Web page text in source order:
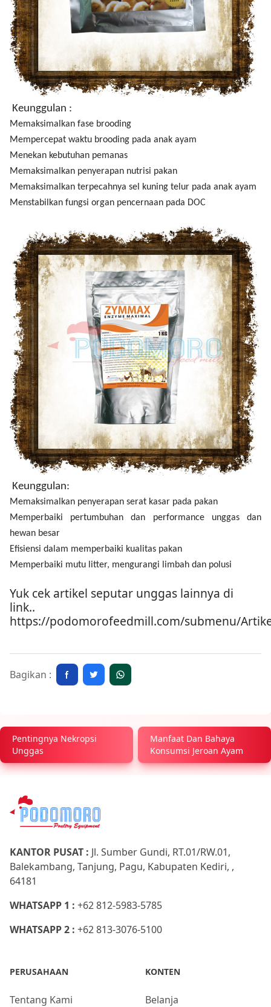
Keunggulan :
Memaksimalkan fase brooding
Mempercepat waktu brooding pada anak ayam
Menekan kebutuhan pemanas
Memaksimalkan penyerapan nutrisi pakan
Memaksimalkan terpecahnya sel kuning telur pada anak ayam
Menstabilkan fungsi organ pencernaan pada DOC
Keunggulan:
Memaksimalkan penyerapan serat kasar pada pakan
Memperbaiki pertumbuhan dan performance unggas dan
hewan besar
Efisiensi dalam memperbaiki kualitas pakan
Memperbaiki mutu litter, mengurangi limbah dan polusi
Yuk cek artikel seputar unggas lainnya di
link..
https://podomorofeedmill.com/submenu/
Bagikan :
Pentingnya Nekropsi
Unggas
Manfaat Dan Bahaya
Konsumsi Jeroan Ayam
KANTOR PUSAT : Jl. Sumber Gundi, RT.01/RW.01,
Balekambang, Tanjung, Pagu, Kabupaten Kediri, ,
64181
WHATSAPP 1 : +62 812-5983-5785
WHATSAPP 2 : +62 813-3076-5100
PERUSAHAAN
Tentang Kami
KONTEN
Belanja